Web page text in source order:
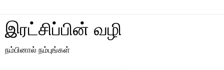
இரட்சிப்பின் வழி
நம்பினால் நம்புங்கள்